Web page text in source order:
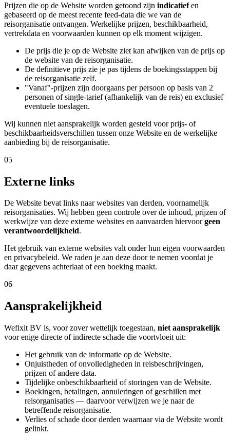
Prijzen die op de Website worden getoond zijn indicatiefen
gebaseerd op de meest recente feed-data die we van de
reisorganisatie ontvangen. Werkelijke prijzen, beschikbaarheid,
vertrekdata en voorwaarden kunnen op elk moment wijzigen.
De prijs die je op de Website ziet kan afwijken van de prijs op
de website van de reisorganisatie.
De definitieve prijs zie je pas tijdens de boekingsstappen bij
de reisorganisatie zelf.
"Vanaf"-prijzen zijn doorgaans per persoon op basis van 2
personen of single-tarief (afhankelijk van de reis) en exclusief
eventuele toeslagen.
Wij kunnen niet aansprakelijk worden gesteld voor prijs- of
beschikbaarheidsverschillen tussen onze Website en de werkelijke
aanbieding bij de reisorganisatie.
05
Externe links
De Website bevat links naar websites van derden, voornamelijk
reisorganisaties. Wij hebben geen controle over de inhoud, prijzen of
werkwijze van deze externe websites en aanvaarden hiervoorgeen
verantwoordelijkheid.
Het gebruik van externe websites valt onder hun eigen voorwaarden
en privacybeleid. We raden je aan deze door te nemen voordat je
daar gegevens achterlaat of een boeking maakt.
06
Aansprakelijkheid
Wefixit BV is, voor zover wettelijk toegestaan, niet aansprakelijk
voor enige directe of indirecte schade die voortvloeit uit:
Het gebruik van de informatie op de Website.
Onjuistheden of onvolledigheden in reisbeschrijvingen,
prijzen of andere data.
Tijdelijke onbeschikbaarheid of storingen van de Website.
Boekingen, betalingen, annuleringen of geschillen met
reisorganisaties — daarvoor verwijzen we je naar de
betreffende reisorganisatie.
Verlies of schade door derden waarnaar via de Website wordt
gelinkt.